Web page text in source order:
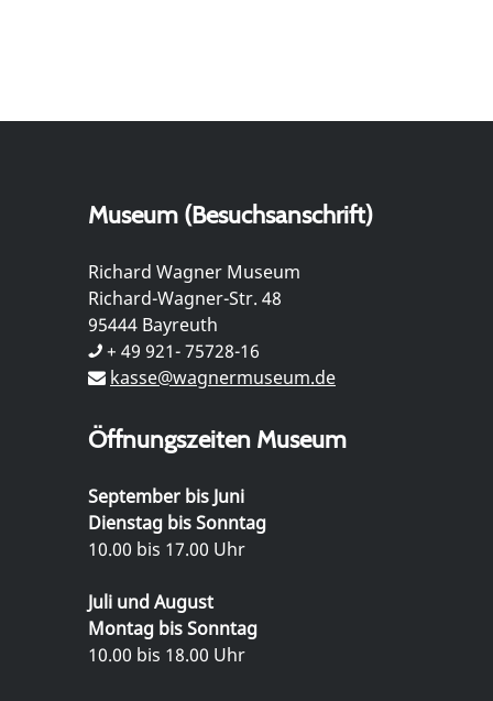
Museum (Besuchsanschrift)
Richard Wagner Museum
Richard-Wagner-Str. 48
95444 Bayreuth
+ 49 921- 75728-16
kasse@wagnermuseum.de
Öffnungszeiten Museum
September bis Juni
Dienstag bis Sonntag
10.00 bis 17.00 Uhr
Juli und August
Montag bis Sonntag
10.00 bis 18.00 Uhr